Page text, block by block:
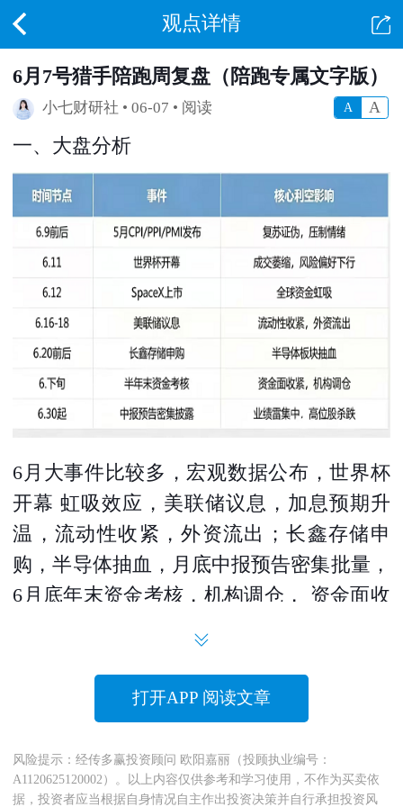
观点详情
6月7号猎手陪跑周复盘（陪跑专属文字版）
小七财研社 • 06-07 • 阅读 A A
一、大盘分析
6月大事件比较多，宏观数据公布，世界杯
开幕 虹吸效应，美联储议息，加息预期升
温，流动性收紧，外资流出；长鑫存储申
购，半导体抽血，月底中报预告密集批量，
6月底年末资金考核，机构调仓， 资金面收
稳度过6月，不亏就是盈，小挣也是盈，大
家都经历了4月5月的中线短线赚钱效应明
显，那么6月有些科技股到了相对高点，6月
稍微谨慎点也是可以的，不必太激进。
打开APP 阅读文章
风险提示：经传多赢投资顾问 欧阳嘉丽（投顾执业编号：
A1120625120002）。以上内容仅供参考和学习使用，不作为买卖依
据，投资者应当根据自身情况自主作出投资决策并自行承担投资风